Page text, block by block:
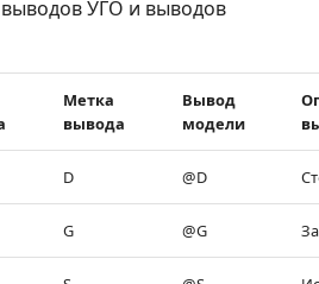
УГО и выводов
Метка
вывода
Вывод
модели
D @D
G @G